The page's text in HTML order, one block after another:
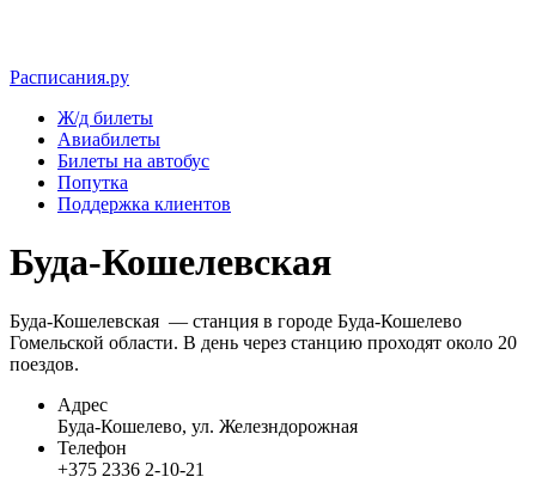
Расписания.ру
Ж/д билеты
Авиабилеты
Билеты на автобус
Попутка
Поддержка клиентов
Буда-Кошелевская
Буда-Кошелевская — станция в городе Буда-Кошелево
Гомельской области. В день через станцию проходят около 20
поездов.
Адрес
Буда-Кошелево, ул. Железндорожная
Телефон
+375 2336 2-10-21